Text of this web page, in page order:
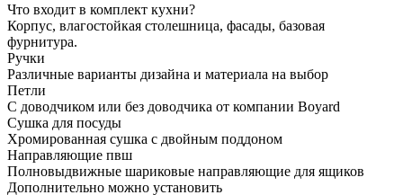
Что входит в комплект кухни?
Корпус, влагостойкая столешница, фасады, базовая
фурнитура.
Ручки
Различные варианты дизайна и материала на выбор
Петли
С доводчиком или без доводчика от компании Boyard
Сушка для посуды
Хромированная сушка с двойным поддоном
Направляющие пвш
Полновыдвижные шариковые направляющие для ящиков
Дополнительно можно установить